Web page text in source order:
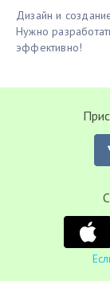
Дизайн и
Нужно
эффективно!